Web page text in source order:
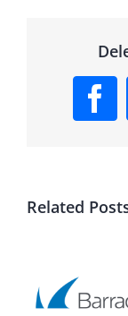
Related